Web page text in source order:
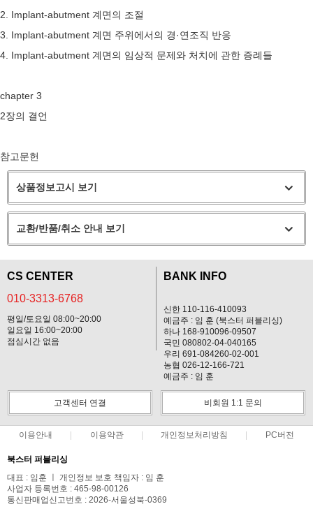
2. Implant-abutment 계면의 조절
3. Implant-abutment 계면 주위에서의 경·연조직 반응
4. Implant-abutment 계면의 임상적 문제와 처치에 관한 증례들
chapter 3
2장의 결언
참고문헌
상품정보고시 보기
교환/반품/취소 안내 보기
CS CENTER
010-3313-6768
평일/토요일 08:00~20:00
일요일 16:00~20:00
점심시간 없음
BANK INFO
신한 110-116-410093
예금주 : 임 훈 (북스터 퍼블리싱)
하나 168-910096-09507
국민 080802-04-040165
우리 691-084260-02-001
농협 026-12-166-721
예금주 : 임 훈
고객센터 연결 비회원 1:1 문의
이용안내 이용약관 개인정보처리방침 PC버전
북스터 퍼블리싱
대표 : 임훈 ㅣ 개인정보 보호 책임자 : 임 훈
사업자 등록번호 : 465-98-00126
통신판매업신고번호 : 2026-서울성북-0369